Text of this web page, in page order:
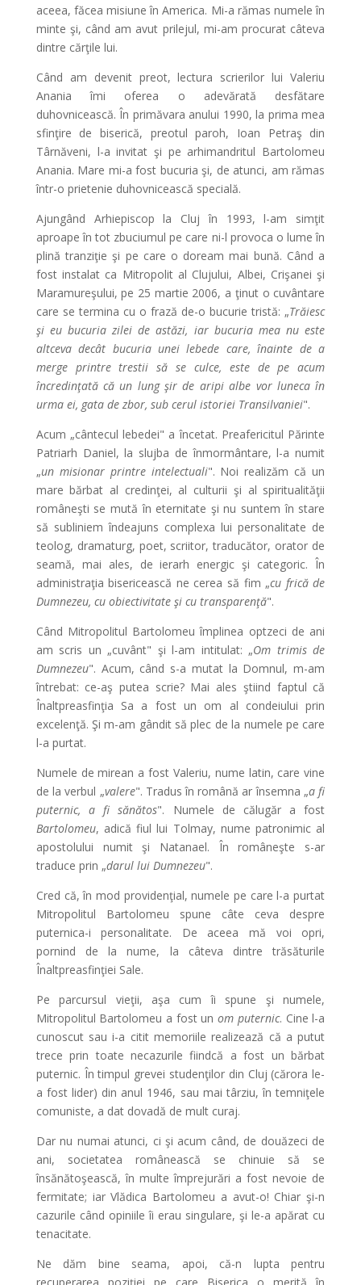
aceea, făcea misiune în America. Mi-a rămas numele în
minte şi, când am avut prilejul, mi-am procurat câteva
dintre cărţile lui.
Când am devenit preot, lectura scrierilor lui Valeriu
Anania îmi oferea o adevărată desfătare
duhovnicească. În primăvara anului 1990, la prima mea
sfinţire de biserică, preotul paroh, Ioan Petraş din
Târnăveni, l-a invitat şi pe arhimandritul Bartolomeu
Anania. Mare mi-a fost bucuria şi, de atunci, am rămas
într-o prietenie duhovnicească specială.
Ajungând Arhiepiscop la Cluj în 1993, l-am simţit
aproape în tot zbuciumul pe care ni-l provoca o lume în
plină tranziţie şi pe care o doream mai bună. Când a
fost instalat ca Mitropolit al Clujului, Albei, Crişanei şi
Maramureşului, pe 25 martie 2006, a ţinut o cuvântare
care se termina cu o frază de-o bucurie tristă: „Trăiesc
şi eu bucuria zilei de astăzi, iar bucuria mea nu este
altceva decât bucuria unei lebede care, înainte de a
merge printre trestii să se culce, este de pe acum
încredinţată că un lung şir de aripi albe vor luneca în
urma ei, gata de zbor, sub cerul istoriei Transilvaniei".
Acum „cântecul lebedei" a încetat. Preafericitul Părinte
Patriarh Daniel, la slujba de înmormântare, l-a numit
„un misionar printre intelectuali". Noi realizăm că un
mare bărbat al credinţei, al culturii şi al spiritualităţii
româneşti se mută în eternitate şi nu suntem în stare
să subliniem îndeajuns complexa lui personalitate de
teolog, dramaturg, poet, scriitor, traducător, orator de
seamă, mai ales, de ierarh energic şi categoric. În
administraţia bisericească ne cerea să fim „cu frică de
Dumnezeu, cu obiectivitate şi cu transparenţă".
Când Mitropolitul Bartolomeu împlinea optzeci de ani
am scris un „cuvânt" şi l-am intitulat: „Om trimis de
Dumnezeu". Acum, când s-a mutat la Domnul, m-am
întrebat: ce-aş putea scrie? Mai ales ştiind faptul că
Înaltpreasfinţia Sa a fost un om al condeiului prin
excelenţă. Şi m-am gândit să plec de la numele pe care
l-a purtat.
Numele de mirean a fost Valeriu, nume latin, care vine
de la verbul „valere". Tradus în română ar însemna „a fi
puternic, a fi sănătos". Numele de călugăr a fost
Bartolomeu, adică fiul lui Tolmay, nume patronimic al
apostolului numit şi Natanael. În româneşte s-ar
traduce prin „darul lui Dumnezeu".
Cred că, în mod providenţial, numele pe care l-a purtat
Mitropolitul Bartolomeu spune câte ceva despre
puternica-i personalitate. De aceea mă voi opri,
pornind de la nume, la câteva dintre trăsăturile
Înaltpreasfinţiei Sale.
Pe parcursul vieţii, aşa cum îi spune şi numele,
Mitropolitul Bartolomeu a fost unom puternic. Cine l-a
cunoscut sau i-a citit memoriile realizează că a putut
trece prin toate necazurile fiindcă a fost un bărbat
puternic. În timpul grevei studenţilor din Cluj (cărora le-
a fost lider) din anul 1946, sau mai târziu, în temniţele
comuniste, a dat dovadă de mult curaj.
Dar nu numai atunci, ci şi acum când, de douăzeci de
ani, societatea românească se chinuie să se
însănătoşească, în multe împrejurări a fost nevoie de
fermitate; iar Vlădica Bartolomeu a avut-o! Chiar şi-n
cazurile când opiniile îi erau singulare, şi le-a apărat cu
tenacitate.
Ne dăm bine seama, apoi, că-n lupta pentru